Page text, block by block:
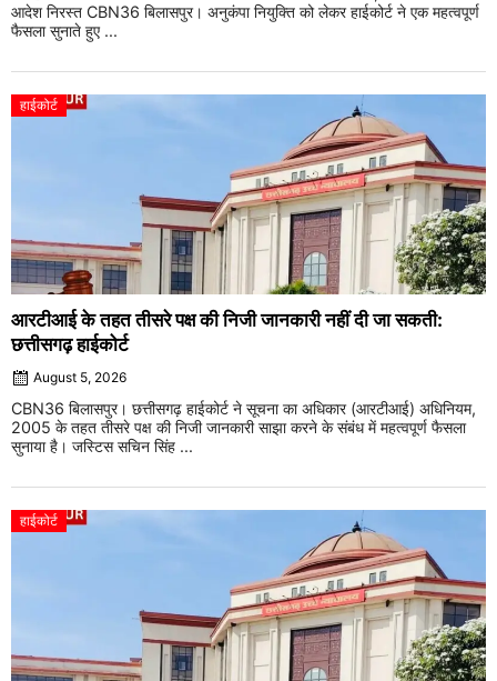
आदेश निरस्त CBN36 बिलासपुर। अनुकंपा नियुक्ति को लेकर हाईकोर्ट ने एक महत्वपूर्ण
फैसला सुनाते हुए ...
हाईकोर्ट
आरटीआई के तहत तीसरे पक्ष की निजी जानकारी नहीं दी जा सकती:
छत्तीसगढ़ हाईकोर्ट
August 5, 2026
CBN36 बिलासपुर। छत्तीसगढ़ हाईकोर्ट ने सूचना का अधिकार (आरटीआई) अधिनियम,
2005 के तहत तीसरे पक्ष की निजी जानकारी साझा करने के संबंध में महत्वपूर्ण फैसला
सुनाया है। जस्टिस सचिन सिंह ...
हाईकोर्ट